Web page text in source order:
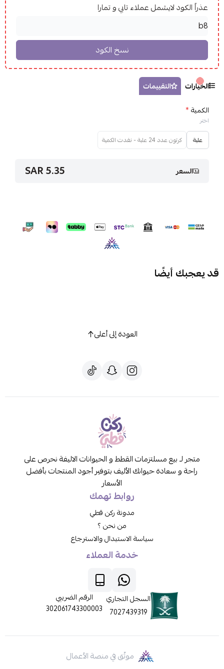
عذراً الكود لايشمل عملاء تابي و تمارا
الخيارات
التقييمات
الكمية*
اختر
علبة كرتون عدد 24 علبة - نفدت الكمية
السعر 5.35 SAR
قد يعجبك أيضًا
العودة إلى أعلى
متجر لـ بيع مسلتزمات القطط و الحيوانات الاليفة نحرص على
راحة و سعادة حيوانك الأليف بتوفير أجود المنتجات بأفضل
الأسعار
روابط تهمك
مدونة ركن قطي
من نحن ؟
سياسة الاستبدال والاسترجاع
خدمة العملاء
السجل التجاري
7027439319
الرقم الضريبي
302061743300003
موثّق في منصة الأعمال